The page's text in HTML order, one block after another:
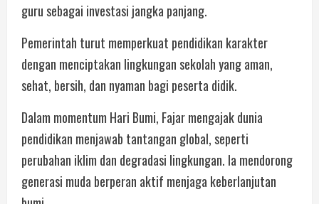
guru sebagai investasi jangka panjang.
Pemerintah turut memperkuat pendidikan karakter
dengan menciptakan lingkungan sekolah yang aman,
sehat, bersih, dan nyaman bagi peserta didik.
Dalam momentum Hari Bumi, Fajar mengajak dunia
pendidikan menjawab tantangan global, seperti
perubahan iklim dan degradasi lingkungan. Ia mendorong
generasi muda berperan aktif menjaga keberlanjutan